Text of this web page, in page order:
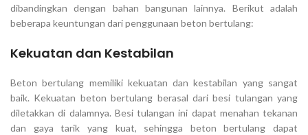
dibandingkan dengan bahan bangunan lainnya. Berikut adalah
beberapa keuntungan dari penggunaan beton bertulang:
Kekuatan dan Kestabilan
Beton bertulang memiliki kekuatan dan kestabilan yang sangat
baik. Kekuatan beton bertulang berasal dari besi tulangan yang
diletakkan di dalamnya. Besi tulangan ini dapat menahan tekanan
dan gaya tarik yang kuat, sehingga beton bertulang dapat